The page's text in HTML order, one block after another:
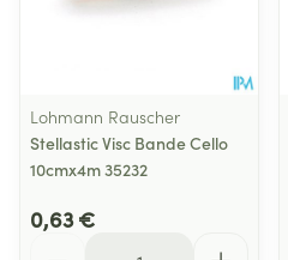
Lohmann Rauscher
Stellastic Visc Bande Cello
10cmx4m 35232
0,63 €